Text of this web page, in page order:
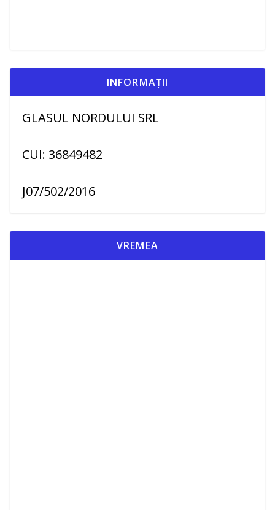
INFORMAȚII
GLASUL NORDULUI SRL
CUI: 36849482
J07/502/2016
VREMEA